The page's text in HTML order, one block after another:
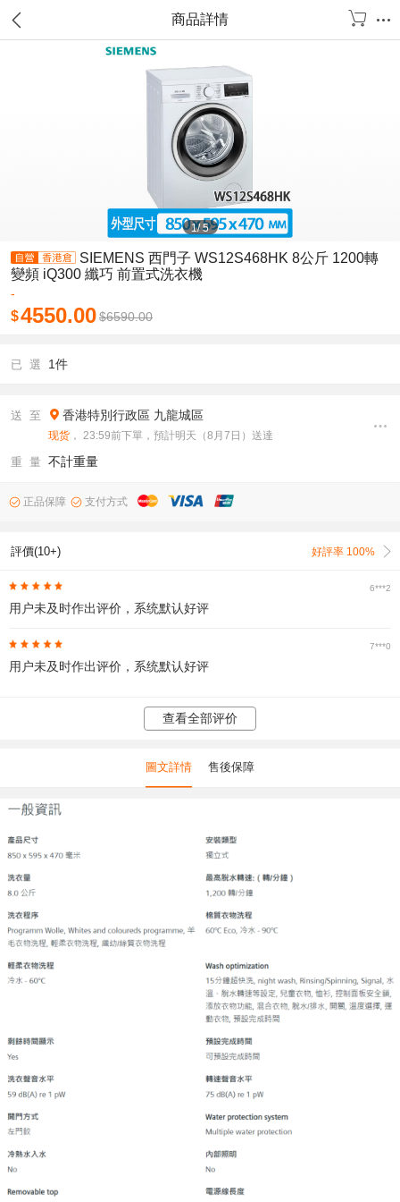
商品詳情
1/5
SIEMENS 西門子 WS12S468HK 8公斤 1200轉
變頻 iQ300 纖巧 前置式洗衣機
-
$4550.00$6590.00
已 選 1件
送 至 香港特別行政區 九龍城區
现货 ， 23:59前下單，預計明天（8月7日）送達
重 量 不計重量
正品保障 支付方式
評價(10+) 好評率 100%
6***2
用户未及时作出评价，系统默认好评
7***0
用户未及时作出评价，系统默认好评
查看全部评价
圖文詳情 售後保障